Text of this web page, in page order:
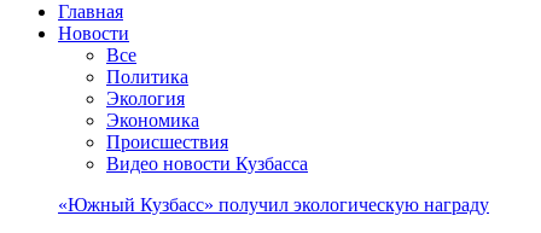
Главная
Новости
Все
Политика
Экология
Экономика
Происшествия
Видео новости Кузбасса
«Южный Кузбасс» получил экологическую награду